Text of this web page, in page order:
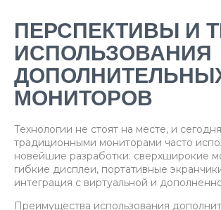
ПЕРСПЕКТИВЫ И
ИСПОЛЬЗОВАНИЯ
МОНИТОРОВ
Технологии не стоят на месте, и
традиционными мониторами часто
новейшие разработки: сверхширокие
гибкие дисплеи, портативные
интеграция с виртуальной и
Преимущества использования